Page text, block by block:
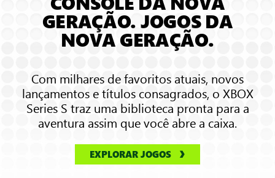
GERAÇÃO. JOGOS DA
NOVA GERAÇÃO.
Com milhares de favoritos atuais, novos
lançamentos e títulos consagrados, o XBOX
Series S traz uma biblioteca pronta para a
aventura assim que você abre a caixa.
EXPLORAR JOGOS